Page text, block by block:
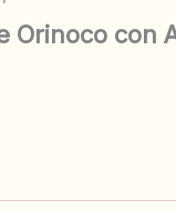
Orinoco con